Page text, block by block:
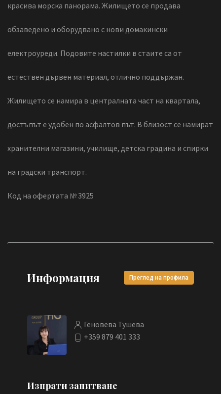
красива морска панорама. Жилището се продава
обзаведено и оборудвано с нови домакински
електроуреди. Подовите настилки в стаите са от
естествен дървен материал, отлично поддържан.
Жилището се намира в централната част на квартала,
достъпът е удобен по асфалтов път. В близост се намират
хранителни магазини, училище, детска градина и спирки
на градски транспорт.
Код на офертата № 3925
Информация Преглед на профила
Геновева Тушева
+359 879 401 333
Изпрати запитване